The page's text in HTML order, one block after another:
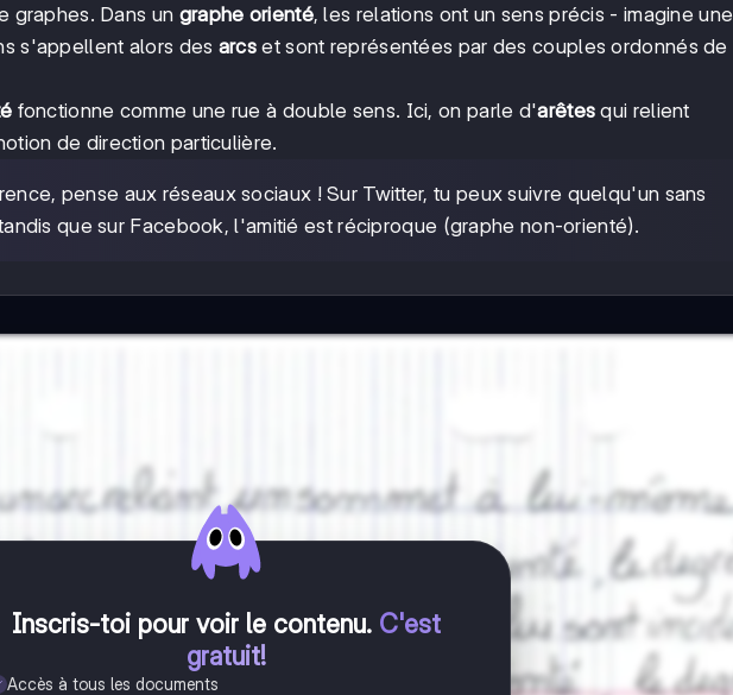
graphes. Dans un graphe orienté, les relations ont un sens précis - imagine une
s'appellent alors des arcs et sont représentées par des couples ordonnés de
fonctionne comme une rue à double sens. Ici, on parle d'arêtes qui relient
de direction particulière.
pense aux réseaux sociaux ! Sur Twitter, tu peux suivre quelqu'un sans
que sur Facebook, l'amitié est réciproque (graphe non-orienté).
Inscris-toi pour voir le contenu. C'est
gratuit!
Accès à tous les documents